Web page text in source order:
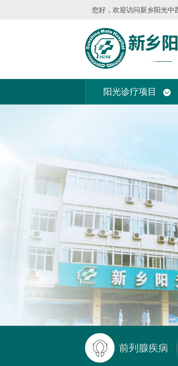
您好，欢迎访问新乡阳光中
阳光诊疗项目
前列腺疾病